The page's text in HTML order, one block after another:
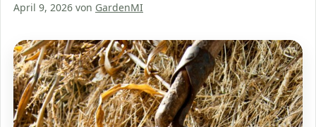
April 9, 2026 von GardenMI